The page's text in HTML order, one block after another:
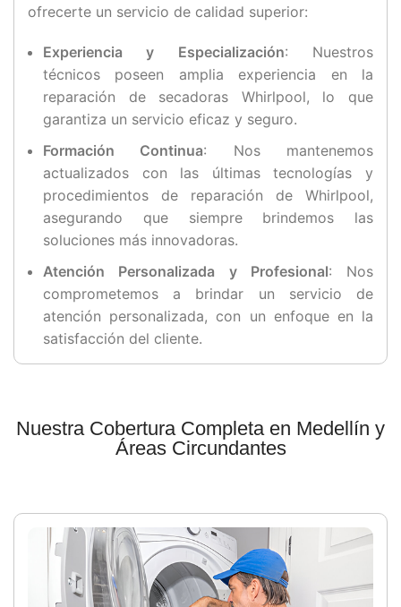
ofrecerte un servicio de calidad superior:
Experiencia y Especialización: Nuestros
técnicos poseen amplia experiencia en la
reparación de secadoras Whirlpool, lo que
garantiza un servicio eficaz y seguro.
Formación Continua: Nos mantenemos
actualizados con las últimas tecnologías y
procedimientos de reparación de Whirlpool,
asegurando que siempre brindemos las
soluciones más innovadoras.
Atención Personalizada y Profesional: Nos
comprometemos a brindar un servicio de
atención personalizada, con un enfoque en la
satisfacción del cliente.
Nuestra Cobertura Completa en Medellín y
Áreas Circundantes